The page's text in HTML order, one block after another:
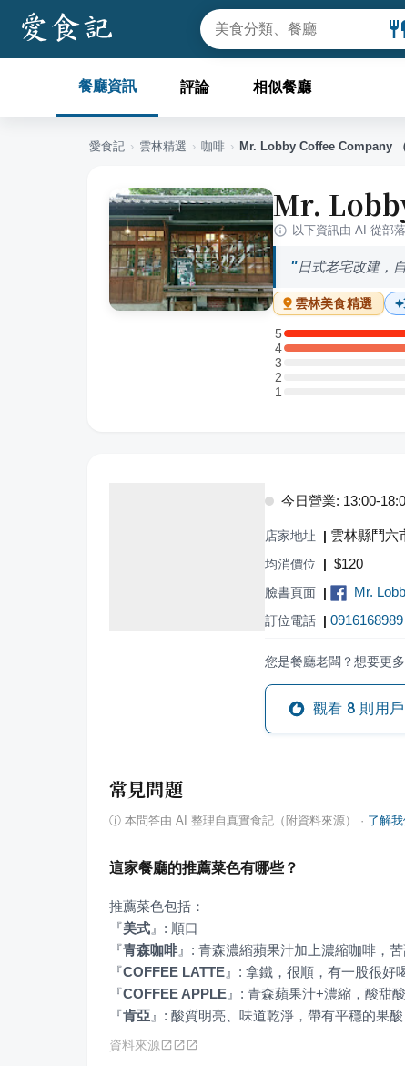
餐廳資訊 評論 相似餐廳
愛食記 › 雲林精選 › 咖啡 › Mr. Lobby Coffee Company
Mr.
以下資訊由 AI 從部
日式老宅改建，
雲林美食精選
5
5 星：1 則評論
4
4 星：2 則評論
3
3 星：0 則評論
2
2 星：0 則評論
11 星：0 則評論
今日營業: 13:00-
店家地址 | 雲林縣鬥六
均消價位 | $120
臉書頁面 | Mr.
訂位電話 | 0916168989
您是餐廳老闆？想要更
觀看 8 則用
常見問題
ⓘ 本問答由 AI 整理自真實食記（附資料來源） · 了解
這家餐廳的推薦菜色有哪些？
『美式 』
『青森咖啡』
『COFFEE LATTE 』
『COFFEE APPLE 』
『肯亞 』 : 酸質明亮、味道乾淨，帶有平穩的果
資料來源